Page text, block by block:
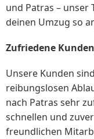
und Patras – unser
deinen Umzug so
Zufriedene
Unsere Kunden
reibungslosen
nach Patras sehr
schnellen und
freundlichen